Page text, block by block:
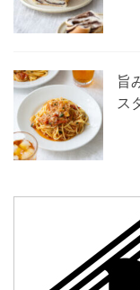
旨
ス